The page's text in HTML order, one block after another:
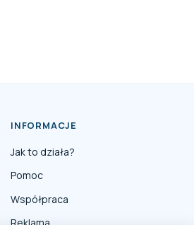
INFORMACJE
Jak to działa?
Pomoc
Współpraca